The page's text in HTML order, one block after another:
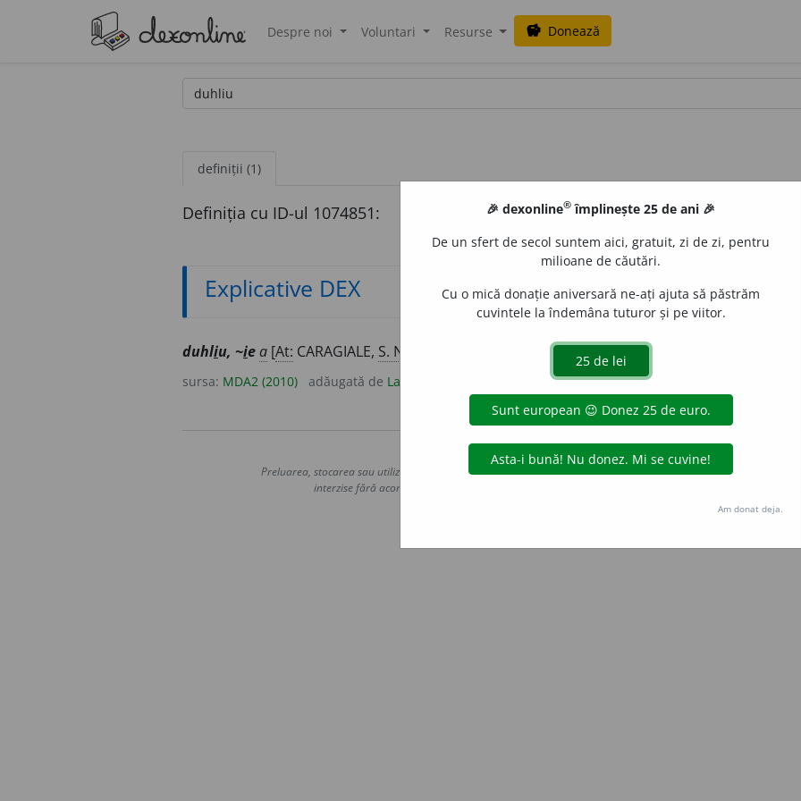
Despre noi Voluntari Resurse savings Donează
definiții (1)
Definiția cu ID-ul 1074851:
Explicative DEX
duhliu, ~iea [At: CARAGIALE, S. N. +-liu] (Rar)1Glumeț.
sursa: MDA2 (2010) adăugată de LauraGellner
Copyright © 2004-2026 dexonline (https://dexonline.ro)
Preluarea, stocarea sau utilizarea datelor de pe acest site, inclusiv prin orice metode de extragere automată
interzise fără acordul nostru prealabil scris, cu excepția seturilor de date oferite oficial spre utilizare
Hosterion
🎉 dexonline® împlinește 25 de ani 🎉
De un sfert de secol suntem aici, gratuit, zi de zi, pentru
milioane de căutări.
Cu o mică donație aniversară ne-ați ajuta să păstrăm
cuvintele la îndemâna tuturor și pe viitor.
Am donat deja.